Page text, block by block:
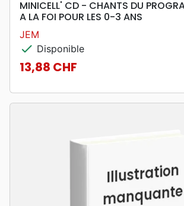
MINICELL' CD - CHANTS DU
A LA FOI POUR LES 0-3 ANS
JEM
check Disponible
Prix
13,88 CHF